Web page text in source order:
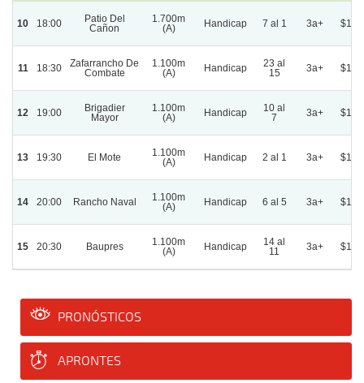
10 18:00
Patio Del
Cañon
1.700m
(A)
Handicap 7 al 1 3a+
11 18:30
Zafarrancho De
Combate
1.100m
(A)
Handicap
23 al
15
3a+
12 19:00
Brigadier
Mayor
1.100m
(A)
Handicap
10 al
7
3a+
13 19:30 El Mote
1.100m
(A)
Handicap 2 al 1 3a+
14 20:00 Rancho Naval
1.100m
(A)
Handicap 6 al 5 3a+
15 20:30 Baupres
1.100m
(A)
Handicap
14 al
11
3a+
PRONÓSTICOS
APRONTES